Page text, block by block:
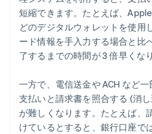
短縮できます。たとえば、
どのデジタルウォレットを使用
ード情報を手入力する場合と比
了するまでの時間が 3 倍早くな
一方で、電信送金や ACH など一
支払いと請求書を照合する (消
が難しくなります。たとえば、
けているとすると、銀行口座で